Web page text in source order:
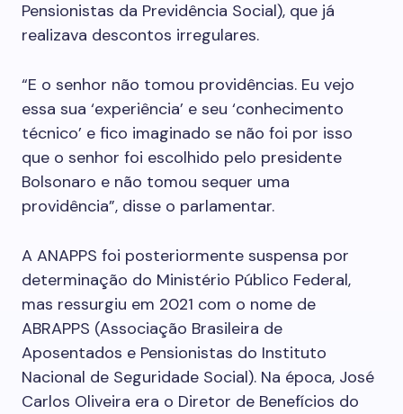
Pensionistas da Previdência Social), que já
realizava descontos irregulares.
“E o senhor não tomou providências. Eu vejo
essa sua ‘experiência’ e seu ‘conhecimento
técnico’ e fico imaginado se não foi por isso
que o senhor foi escolhido pelo presidente
Bolsonaro e não tomou sequer uma
providência”, disse o parlamentar.
A ANAPPS foi posteriormente suspensa por
determinação do Ministério Público Federal,
mas ressurgiu em 2021 com o nome de
ABRAPPS (Associação Brasileira de
Aposentados e Pensionistas do Instituto
Nacional de Seguridade Social). Na época, José
Carlos Oliveira era o Diretor de Benefícios do